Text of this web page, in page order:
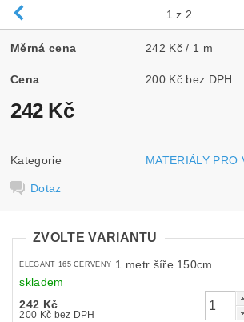
1 z 2
Měrná cena 242 Kč / 1 m
Cena 200 Kč bez DPH
242 Kč
Kategorie MATERIÁLY PRO
Dotaz
ZVOLTE VARIANTU
ELEGANT 165 CERVENY 1 metr šíře 150cm
skladem
242 Kč
200 Kč bez DPH